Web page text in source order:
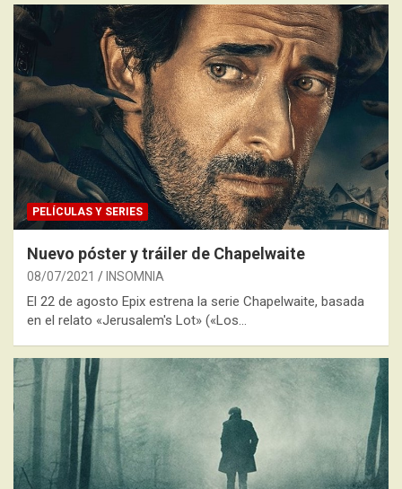
PELÍCULAS Y SERIES
Nuevo póster y tráiler de Chapelwaite
08/07/2021 INSOMNIA
El 22 de agosto Epix estrena la serie Chapelwaite, basada
en el relato «Jerusalem's Lot» («Los…